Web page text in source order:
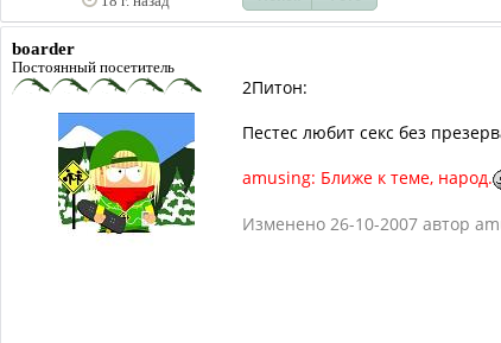
boarder
Постоянный посетитель
2Питон:
Пестес любит секс без
amusing: Ближе к теме, народ.
Изменено 26-10-2007 автор